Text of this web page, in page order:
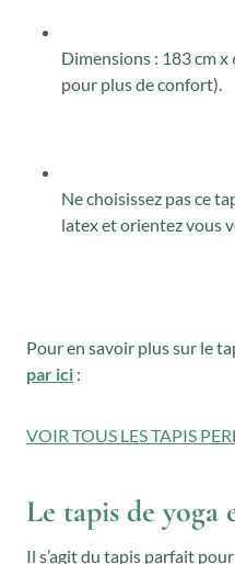
Dimensions : 183 cm
pour plus de confort).
Ne choisissez pas ce
latex et orientez vous
Pour en savoir plus sur le
par ici :
VOIR TOUS LES TAPIS
Le tapis de yoga
Il s’agit du tapis parfait